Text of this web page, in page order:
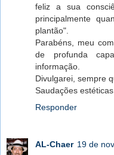
feliz a sua
principalmente
plantão".
Parabéns, meu
de profunda
informação.
Divulgarei, sempre
Saudações estéticas.
Responder
AL-Chaer 19 de